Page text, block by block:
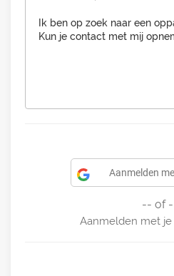
Aanmelden
-- of
Aanmelden met